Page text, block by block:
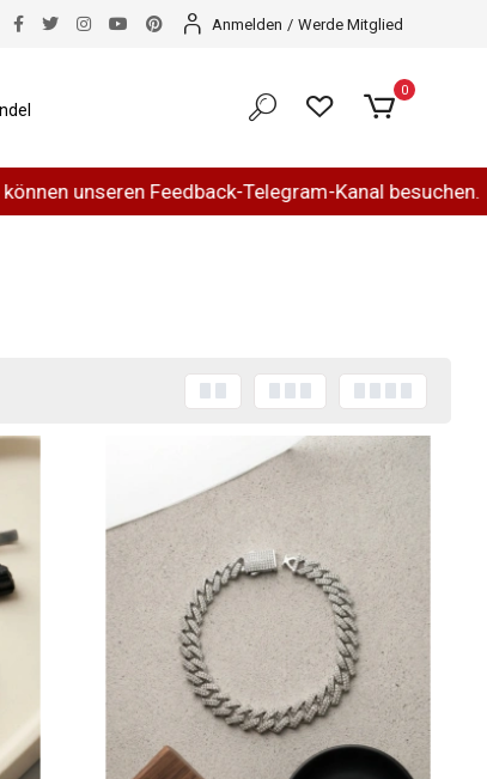
Telegram-Kanal besuchen. Haben Sie
Anmelden / Werde Mitglied
0